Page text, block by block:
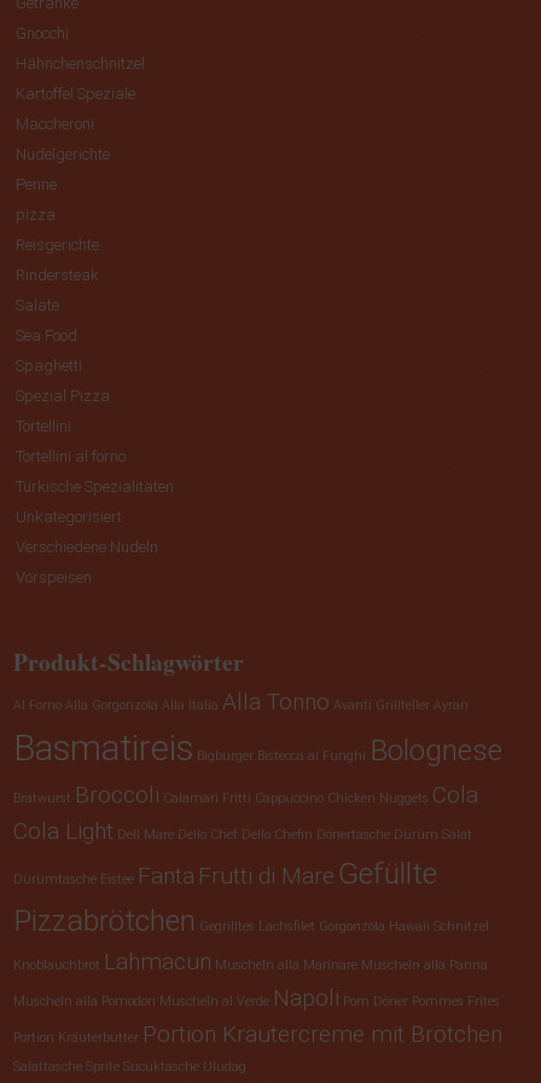
Gnocchi
Hähnchenschnitzel
Kartoffel Speziale
Maccheroni
Nudelgerichte
Penne
pizza
Reisgerichte
Rindersteak
Salate
Sea Food
Spaghetti
Spezial Pizza
Tortellini
Tortellini al forno
Türkische Spezialitäten
Unkategorisiert
Verschiedene Nudeln
Vorspeisen
Produkt-Schlagwörter
Al Forno Alla Gorgonzola Alla Italia Alla Tonno Avanti Grillteller Ayran
Basmatireis Bigburger Bistecca al Funghi Bolognese
Bratwurst Broccoli Calamari Fritti Cappuccino Chicken Nuggets Cola
Cola Light Dell Mare Dello Chef Dello Chefin Dönertasche Dürüm Salat
Dürümtasche Eistee Fanta Frutti di Mare Gefüllte
Pizzabrötchen Gegrilltes Lachsfilet Gorgonzola Hawaii Schnitzel
Knoblauchbrot Lahmacun Muscheln alla Marinare Muscheln alla Panna
Muscheln alla Pomodori Muscheln al Verde Napoli Pom Döner Pommes Frites
Portion Kräuterbutter Portion Kräutercreme mit Brötchen
Salattasche Sprite Sucuktasche Uludag